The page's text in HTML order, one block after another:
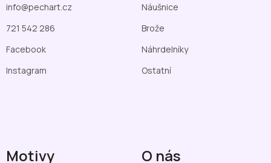
info@pechart.cz
721 542 286
Facebook
Instagram
Náušnice
Brože
Náhrdelníky
Ostatní
Motivy O nás